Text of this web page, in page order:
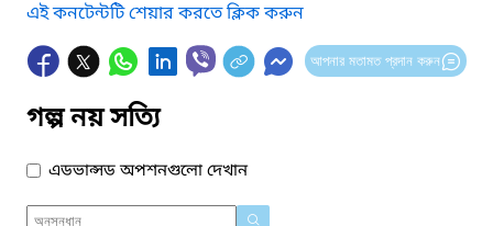
এই কনটেন্টটি শেয়ার করতে ক্লিক করুন
আপনার মতামত প্রদান করুন
গল্প নয় সত্যি
এডভান্সড অপশনগুলো দেখান